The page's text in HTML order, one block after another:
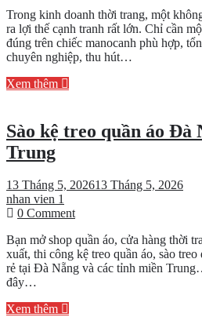
Thuê
Manocanh
Đà
Nẵng
Uy
Tín
Trong kinh doanh thời trang, một
ra lợi thế cạnh tranh rất lớn. Chỉ cần
đúng trên chiếc manocanh phù hợp,
chuyên nghiệp, thu hút…
Xem thêm
Sào kệ treo quần áo Đà
Trung
13 Tháng 5, 202613 Tháng 5, 2026
nhan vien 1
0 Commenton
kệ
treo
quần
Bạn mở shop quần áo, cửa hàng thời
xuất, thi công kệ treo quần áo, sào
rẻ tại Đà Nẵng và các tỉnh miền
đây…
Xem thêm